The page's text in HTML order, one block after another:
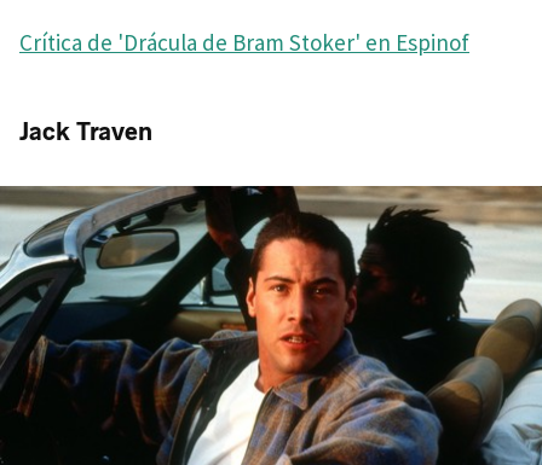
Crítica de 'Drácula de Bram Stoker' en Espinof
Jack Traven